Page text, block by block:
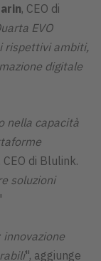
, CEO di
EVO
rispettivi ambiti,
digitale
nella capacità
, CEO di Blulink.
soluzioni
", aggiunge